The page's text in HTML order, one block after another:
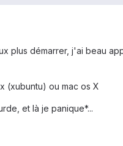
plus démarrer, j'ai beau
(xubuntu) ou mac os X
et là je panique*...